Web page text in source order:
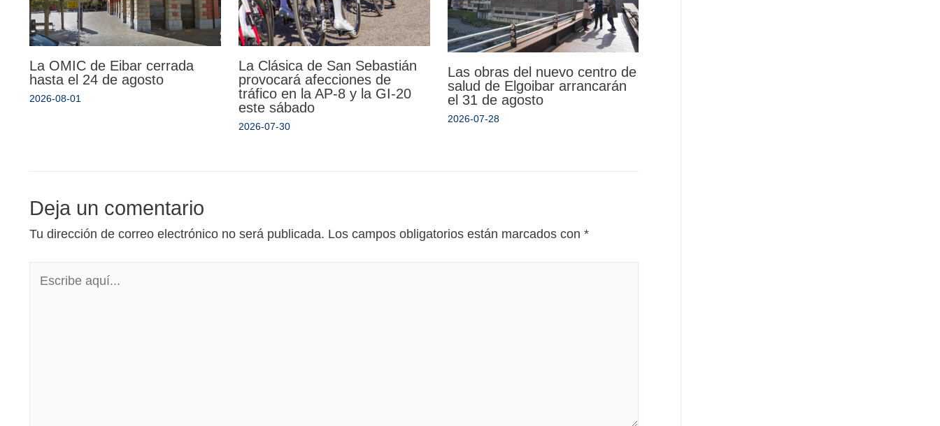
La OMIC de Eibar cerrada
hasta el 24 de agosto
2026-08-01
La Clásica de San Sebastián
provocará afecciones de
tráfico en la AP-8 y la GI-20
este sábado
2026-07-30
Las obras del nuevo centro de
salud de Elgoibar arrancarán
el 31 de agosto
2026-07-28
Deja un comentario
Tu dirección de correo electrónico no será publicada. Los campos obligatorios están marcados con *